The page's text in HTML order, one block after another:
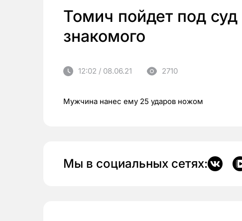
Томич пойдет под суд
знакомого
12:02 / 08.06.21 2710
Мужчина нанес ему 25 ударов ножом
Мы в социальных сетях: